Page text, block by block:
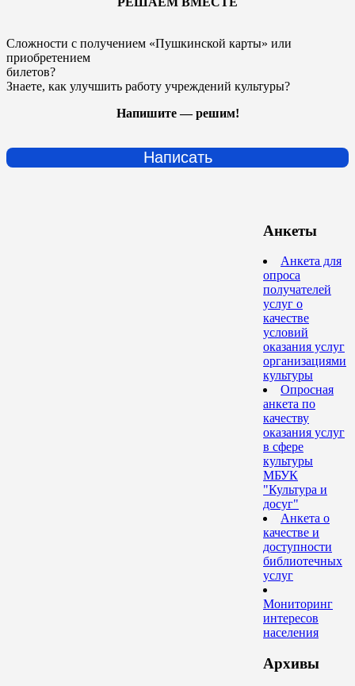
Сложности с получением «Пушкинской карты» или
приобретением
билетов?
Знаете, как улучшить работу учреждений культуры?
Напишите — решим!
Написать
Анкеты
Анкета для
опроса
получателей
услуг о
качестве
условий
оказания услуг
организациями
культуры
Опросная
анкета по
качеству
оказания услуг
в сфере
культуры
МБУК
"Культура и
досуг"
Анкета о
качестве и
доступности
библиотечных
услуг
Мониторинг
интересов
населения
Архивы